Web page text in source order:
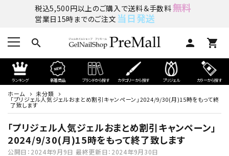
税込5,500円以上のご購入で送料＆手数料無料
営業日15時までのご注文 当日発送
search person shopping_cart
ランキング 新着商品 ブランドから探す カテゴリーから探す プリジェル カラーから探す
ホーム 未分類
「プリジェル人気ジェルおまとめ割引キャンペーン」2024/9/30(月)15時をもって終
了致します
「プリジェル人気ジェルおまとめ割引キャンペーン」
2024/9/30(月)15時をもって終了致します
公開日： 2024年9月9日 最終更新日： 2024年9月30日